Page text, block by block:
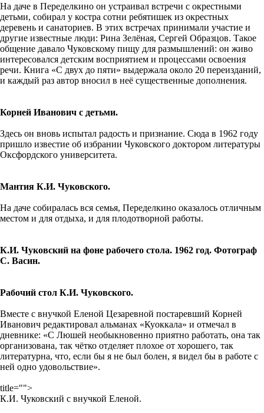
На даче в Переделкино он устраивал встречи с окрестными
детьми, собирал у костра сотни ребятишек из окрестных
деревень и санаториев. В этих встречах принимали участие и
другие известные люди: Рина Зелёная, Сергей Образцов. Такое
общение давало Чуковскому пищу для размышлений: он живо
интересовался детским восприятием и процессами освоения
речи. Книга «С двух до пяти» выдержала около 20 переизданий,
и каждый раз автор вносил в неё существенные дополнения.
Корней Иванович с детьми.
Здесь он вновь испытал радость и признание. Сюда в 1962 году
пришло известие об избрании Чуковского доктором литературы
Оксфордского университета.
Мантия К.И. Чуковского.
На даче собиралась вся семья, Переделкино оказалось отличным
местом и для отдыха, и для плодотворной работы.
К.И. Чуковский на фоне рабочего стола. 1962 год. Фотограф
С. Васин.
Рабочий стол К.И. Чуковского.
Вместе с внучкой Еленой Цезаревной постаревший Корней
Иванович редактировал альманах «Куоккала» и отмечал в
дневнике: «С Люшей необыкновенно приятно работать, она так
организована, так чётко отделяет плохое от хорошего, так
литературна, что, если бы я не был болен, я видел бы в работе с
ней одно удовольствие».
title="">
К.И. Чуковский с внучкой Еленой.